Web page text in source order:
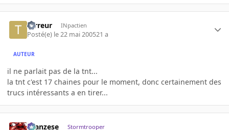
terreur INpactien
Posté(e) le 22 mai 200521 a
AUTEUR
il ne parlait pas de la tnt...
la tnt c'est 17 chaines pour le moment, donc certainement des
trucs intéressants a en tirer...
ilcanzese Stormtrooper